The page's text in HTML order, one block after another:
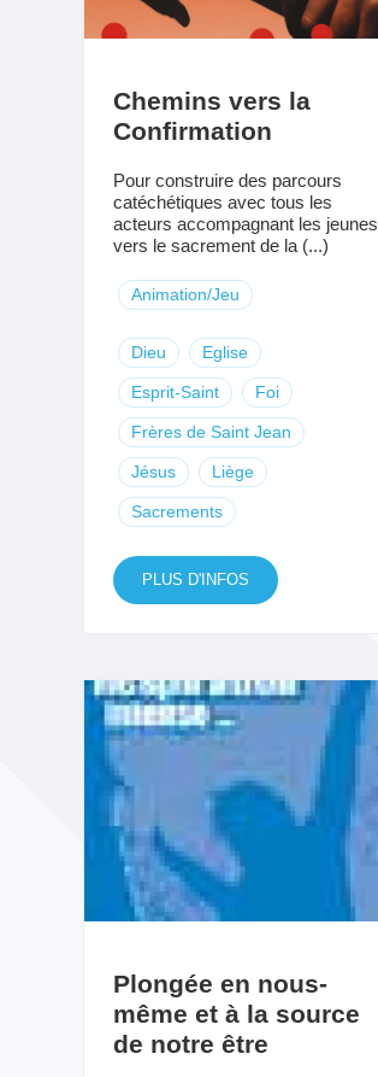
Chemins vers la
Confirmation
Pour construire des parcours
catéchétiques avec tous les
acteurs accompagnant les jeunes
vers le sacrement de la (...)
Animation/Jeu
Dieu Eglise
Esprit-Saint Foi
Frères de Saint Jean
Jésus Liège
Sacrements
PLUS D'INFOS
Plongée en nous-
même et à la source
de notre être